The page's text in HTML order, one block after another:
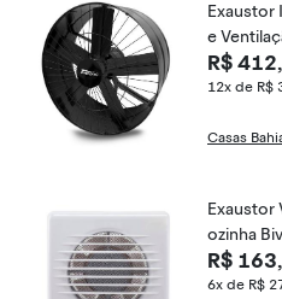
Exaustor
e
R$
12x de R$
Casas
Exaustor
ozinha
R$
6x de R$